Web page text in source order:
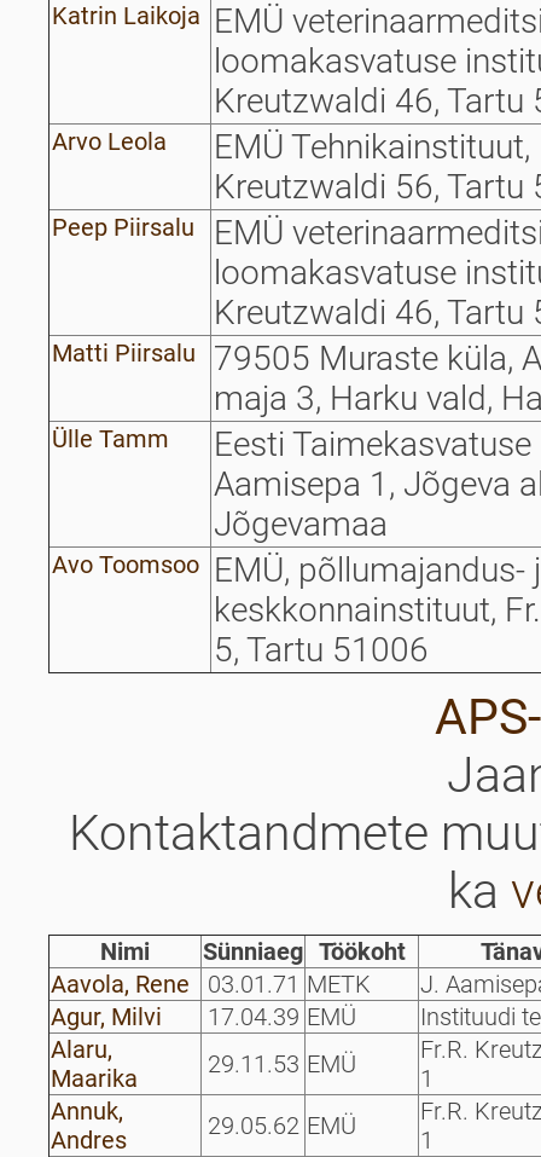
Katrin Laikoja EMÜ
loomakasvatuse
Kreutzwaldi 46, Tartu
Arvo Leola
EMÜ Tehnikainstituut,
Kreutzwaldi 56, Tartu
Peep Piirsalu
EMÜ
loomakasvatuse
Kreutzwaldi 46, Tartu
Matti Piirsalu
79505 Muraste küla,
maja 3, Harku vald,
Ülle Tamm
Eesti
Aamisepa 1, Jõgeva
Jõgevamaa
Avo Toomsoo EMÜ, põllumajandus-
keskkonnainstituut,
5, Tartu 51006
Kontaktandmete
ka
Nimi Sünniaeg Töökoht
Aavola, Rene
03.01.71 METK
J.
Agur, Milvi
17.04.39 EMÜ
Instituudi
Alaru,
Maarika
29.11.53 EMÜ
Fr.R.
1
Annuk,
Andres
29.05.62 EMÜ
Fr.R.
1